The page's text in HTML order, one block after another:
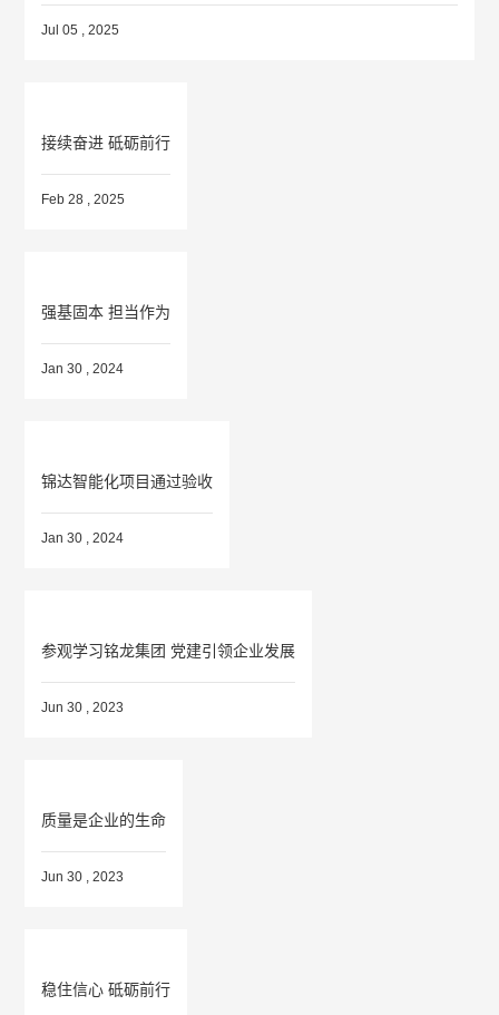
Jul 05 , 2025
接续奋进 砥砺前行
Feb 28 , 2025
强基固本 担当作为
Jan 30 , 2024
锦达智能化项目通过验收
Jan 30 , 2024
参观学习铭龙集团 党建引领企业发展
Jun 30 , 2023
质量是企业的生命
Jun 30 , 2023
稳住信心 砥砺前行